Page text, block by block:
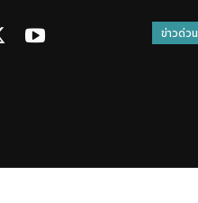
ข่าวด่วน